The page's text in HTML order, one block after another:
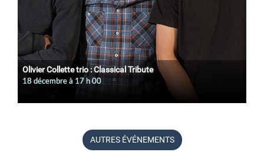
Olivier Collette trio : Classical Tribute
18 décembre à 17 h 00
AUTRES ÉVÉNEMENTS